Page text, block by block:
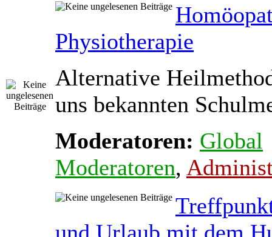
Physiotherapie
Alternative
uns bekannten
Moderatoren: Global
Moderatoren,